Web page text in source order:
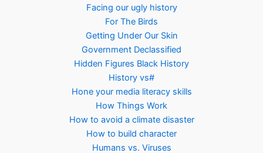
Facing our ugly history
For The Birds
Getting Under Our Skin
Government Declassified
Hidden Figures Black History
History vs#
Hone your media literacy skills
How Things Work
How to avoid a climate disaster
How to build character
Humans vs. Viruses